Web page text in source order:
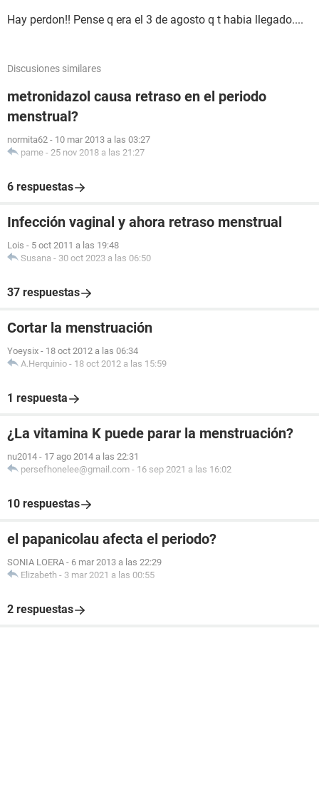
Hay perdon!! Pense q era el 3 de agosto q t habia llegado....
Discusiones similares
metronidazol causa retraso en el periodo
menstrual?
normita62 - 10 mar 2013 a las 03:27
pame - 25 nov 2018 a las 21:27
6 respuestas
Infección vaginal y ahora retraso menstrual
Lois - 5 oct 2011 a las 19:48
Susana - 30 oct 2023 a las 06:50
37 respuestas
Cortar la menstruación
Yoeysix - 18 oct 2012 a las 06:34
A.Herquinio - 18 oct 2012 a las 15:59
1 respuesta
¿La vitamina K puede parar la menstruación?
nu2014 - 17 ago 2014 a las 22:31
persefhonelee@gmail.com - 16 sep 2021 a las 16:02
10 respuestas
el papanicolau afecta el periodo?
SONIA LOERA - 6 mar 2013 a las 22:29
Elizabeth - 3 mar 2021 a las 00:55
2 respuestas